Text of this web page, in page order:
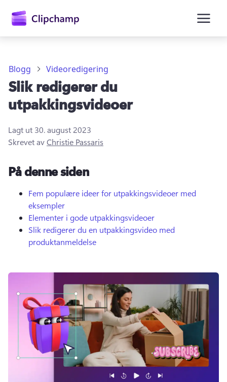
Prøv gratis
Blogg Videoredigering
Slik redigerer du
utpakkingsvideoer
Lagt ut 30. august 2023
Skrevet avChristie Passaris
På denne siden
Fem populære ideer for utpakkingsvideoer med
eksempler
Elementer i gode utpakkingsvideoer
Slik redigerer du en utpakkingsvideo med
produktanmeldelse